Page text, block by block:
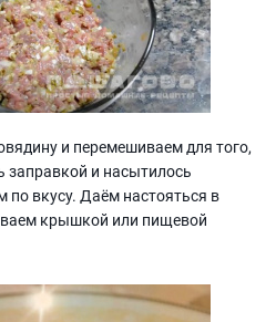
и перемешиваем для того,
заправкой и насытилось
вкусу. Даём настояться в
крышкой или пищевой